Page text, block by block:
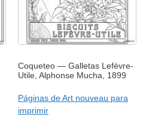
Coqueteo — Galletas Lefèvre-
Utile, Alphonse Mucha, 1899
Páginas de Art nouveau para
imprimir